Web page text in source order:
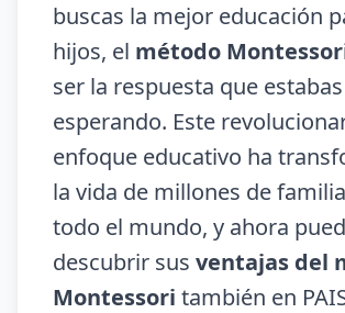
buscas la mejor educación
hijos, el método
ser la respuesta que estabas
esperando. Este
enfoque educativo ha
la vida de millones de
todo el mundo, y ahora
descubrir sus ventajas del
Montessori también en